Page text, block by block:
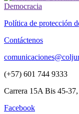
Política de protección
Contáctenos
(+57) 601 744 9333
Carrera 15A Bis 45-
Facebook